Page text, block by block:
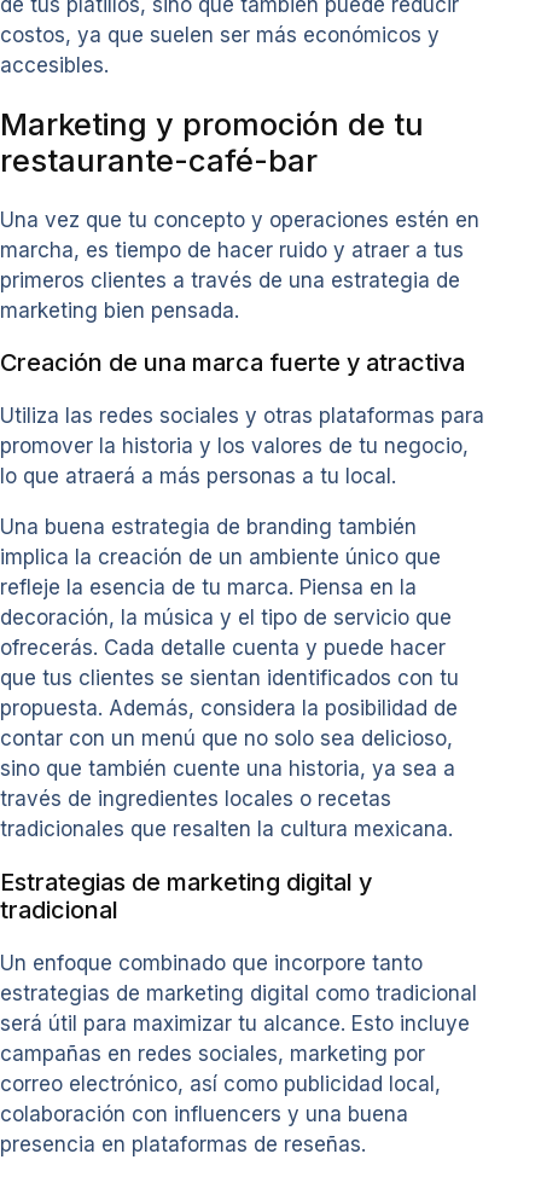
de tus platillos, sino que también puede reducir
costos, ya que suelen ser más económicos y
accesibles.
Marketing y promoción de tu
restaurante-café-bar
Una vez que tu concepto y operaciones estén en
marcha, es tiempo de hacer ruido y atraer a tus
primeros clientes a través de una estrategia de
marketing bien pensada.
Creación de una marca fuerte y atractiva
Utiliza las redes sociales y otras plataformas para
promover la historia y los valores de tu negocio,
lo que atraerá a más personas a tu local.
Una buena estrategia de branding también
implica la creación de un ambiente único que
refleje la esencia de tu marca. Piensa en la
decoración, la música y el tipo de servicio que
ofrecerás. Cada detalle cuenta y puede hacer
que tus clientes se sientan identificados con tu
propuesta. Además, considera la posibilidad de
contar con un menú que no solo sea delicioso,
sino que también cuente una historia, ya sea a
través de ingredientes locales o recetas
tradicionales que resalten la cultura mexicana.
Estrategias de marketing digital y
tradicional
Un enfoque combinado que incorpore tanto
estrategias de marketing digital como tradicional
será útil para maximizar tu alcance. Esto incluye
campañas en redes sociales, marketing por
correo electrónico, así como publicidad local,
colaboración con influencers y una buena
presencia en plataformas de reseñas.